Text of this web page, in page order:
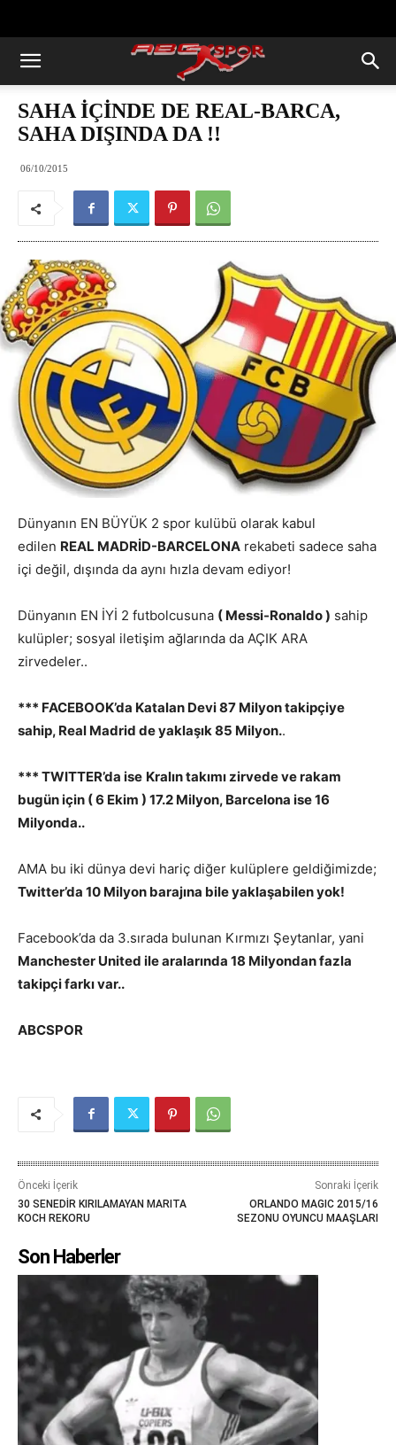
SAHA İÇİNDE DE REAL-BARCA,
SAHA DIŞINDA DA !!
06/10/2015
Dünyanın EN BÜYÜK 2 spor kulübü olarak kabul
edilen REAL MADRİD-BARCELONA rekabeti sadece saha
içi değil, dışında da aynı hızla devam ediyor!
Dünyanın EN İYİ 2 futbolcusuna ( Messi-Ronaldo ) sahip
kulüpler; sosyal iletişim ağlarında da AÇIK ARA
zirvedeler..
*** FACEBOOK’da Katalan Devi 87 Milyon takipçiye
sahip, Real Madrid de yaklaşık 85 Milyon..
*** TWITTER’da ise Kralın takımı zirvede ve rakam
bugün için ( 6 Ekim ) 17.2 Milyon, Barcelona ise 16
Milyonda..
AMA bu iki dünya devi hariç diğer kulüplere geldiğimizde;
Twitter’da 10 Milyon barajına bile yaklaşabilen yok!
Facebook’da da 3.sırada bulunan Kırmızı Şeytanlar, yani
Manchester United ile aralarında 18 Milyondan fazla
takipçi farkı var..
ABCSPOR
Önceki İçerik
30 SENEDİR KIRILAMAYAN MARITA
KOCH REKORU
Sonraki İçerik
ORLANDO MAGIC 2015/16
SEZONU OYUNCU MAAŞLARI
Son Haberler